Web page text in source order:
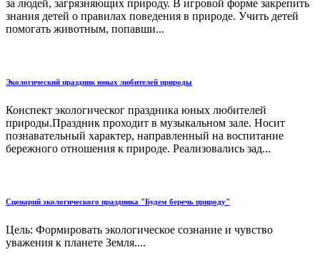
за людей, загрязняющих природу. В игровой форме закрепить
знания детей о правилах поведения в природе. Учить детей
помогать животным, попавши...
Экологический праздник юных любителей природы
Конспект экологическог праздника юных любителей
природы.Праздник проходит в музыкальном зале. Носит
познавательный характер, направленный на воспитание
бережного отношения к природе. Реализовались зад...
Сценарий экологического праздника "Будем беречь природу"
Цель: Формировать экологическое сознание и чувство
уважения к планете Земля....